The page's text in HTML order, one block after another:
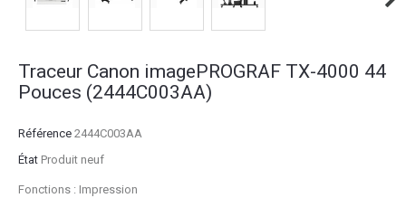
Traceur Canon imagePROGRAF TX-4000 44
Pouces (2444C003AA)
Référence 2444C003AA
État Produit neuf
Fonctions : Impression